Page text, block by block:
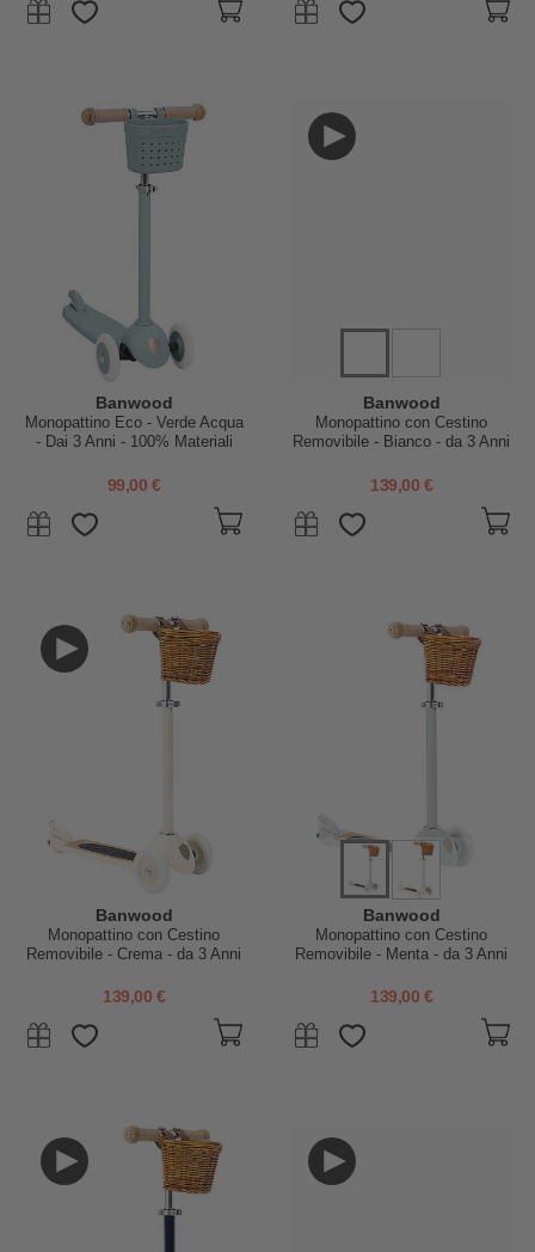
Banwood
Monopattino Eco - Verde Acqua
- Dai 3 Anni - 100% Materiali
99,00 €
Banwood
Monopattino con Cestino
Removibile - Bianco - da 3 Anni
139,00 €
Banwood
Monopattino con Cestino
Removibile - Crema - da 3 Anni
139,00 €
Banwood
Monopattino con Cestino
Removibile - Menta - da 3 Anni
139,00 €